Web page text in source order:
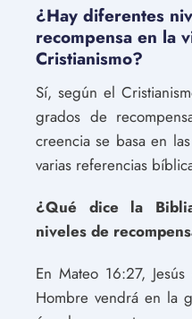
¿Hay diferentes
recompensa en la
Cristianismo?
Sí, según el
grados de
creencia se basa en
varias referencias
¿Qué dice la
niveles de
En Mateo 16:27,
Hombre vendrá en la